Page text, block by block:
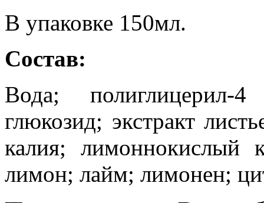
В упаковке 150мл.
Состав:
Вода; полиглицерил-
глюкозид; экстракт
калия; лимоннокислый
лимон; лайм; лимонен;